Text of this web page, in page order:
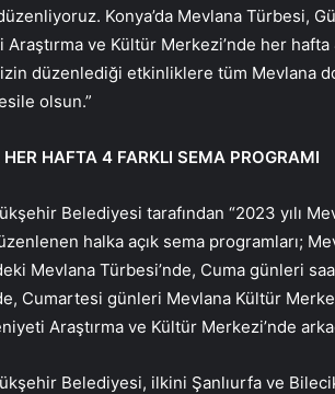
Konya’da Mevlana Türbesi,
Araştırma ve Kültür Merkezi’nde her
düzenlediği etkinliklere tüm Mevlana
olsun.”
HER HAFTA 4 FARKLI SEMA PROGRAMI
Belediyesi tarafından “2023 yılı
halka açık sema programları;
Mevlana Türbesi’nde, Cuma günleri
Cumartesi günleri Mevlana Kültür
Araştırma ve Kültür Merkezi’nde
Belediyesi, ilkini Şanlıurfa ve